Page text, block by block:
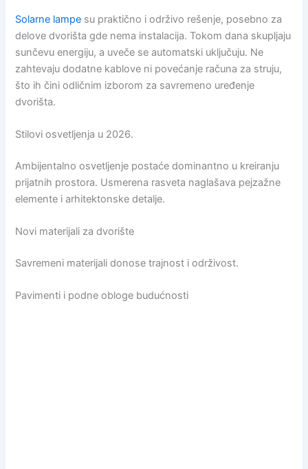
Solarne lampe su praktično i održivo rešenje, posebno za
delove dvorišta gde nema instalacija. Tokom dana skupljaju
sunčevu energiju, a uveče se automatski uključuju. Ne
zahtevaju dodatne kablove ni povećanje računa za struju,
što ih čini odličnim izborom za savremeno uređenje
dvorišta.
Stilovi osvetljenja u 2026.
Ambijentalno osvetljenje postaće dominantno u kreiranju
prijatnih prostora. Usmerena rasveta naglašava pejzažne
elemente i arhitektonske detalje.
Novi materijali za dvorište
Savremeni materijali donose trajnost i održivost.
Pavimenti i podne obloge budućnosti